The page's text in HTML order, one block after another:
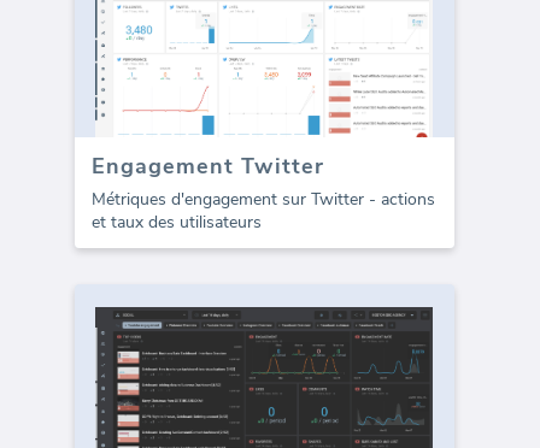
Engagement Twitter
Métriques d'engagement sur Twitter - actions
et taux des utilisateurs